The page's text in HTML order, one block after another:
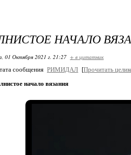
НАЧАЛО
01 Октября 2021 г. 21:27 + в цитатник
сообщения РИМИДАЛ [Прочитать
начало вязания